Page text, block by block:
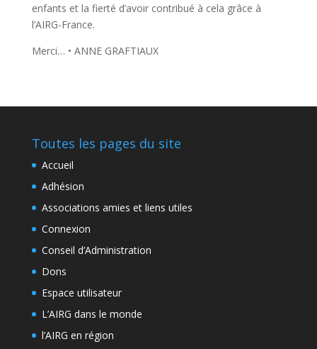
enfants et la fierté d’avoir contribué à cela grâce à
l’AIRG-France.
Merci… • ANNE GRAFTIAUX
Toutes les pages du site
Accueil
Adhésion
Associations amies et liens utiles
Connexion
Conseil d’Administration
Dons
Espace utilisateur
L’AIRG dans le monde
l’AIRG en région